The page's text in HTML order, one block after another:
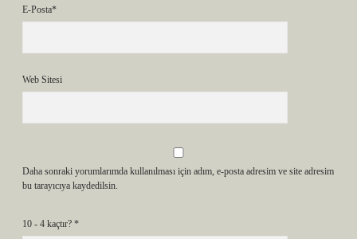
E-Posta*
Web Sitesi
Daha sonraki yorumlarımda kullanılması için adım, e-posta adresim ve site adresim
bu tarayıcıya kaydedilsin.
10 - 4 kaçtır? *